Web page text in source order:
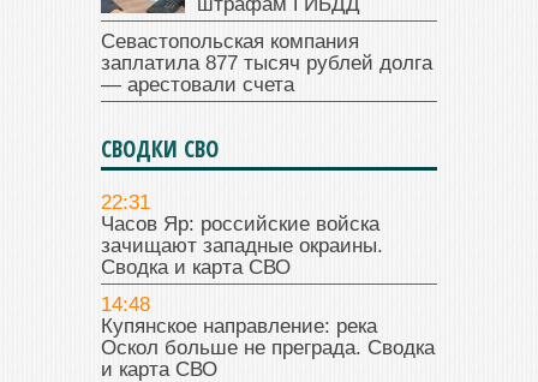
Севастопольская компания
заплатила 877 тысяч рублей долга
— арестовали счета
СВОДКИ СВО
22:31
Часов Яр: российские войска
зачищают западные окраины.
Сводка и карта СВО
14:48
Купянское направление: река
Оскол больше не преграда. Сводка
и карта СВО